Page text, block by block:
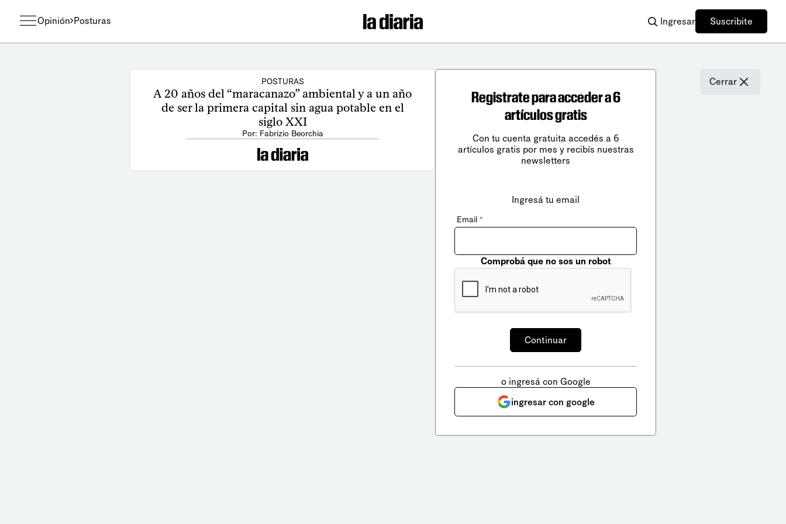
Opinión Posturas Ingresar Suscribite
POSTURAS
A 20 años del “maracanazo” ambiental y a un año
de ser la primera capital sin agua potable en el
siglo XXI
Por: Fabrizio Beorchia
Cerrar
Registrate para acceder a 6
artículos gratis
Con tu cuenta gratuita accedés a 6
artículos gratis por mes y recibís nuestras
newsletters
Ingresá tu email
Email *
Comprobá que no sos un robot
o ingresá con Google
ingresar con google